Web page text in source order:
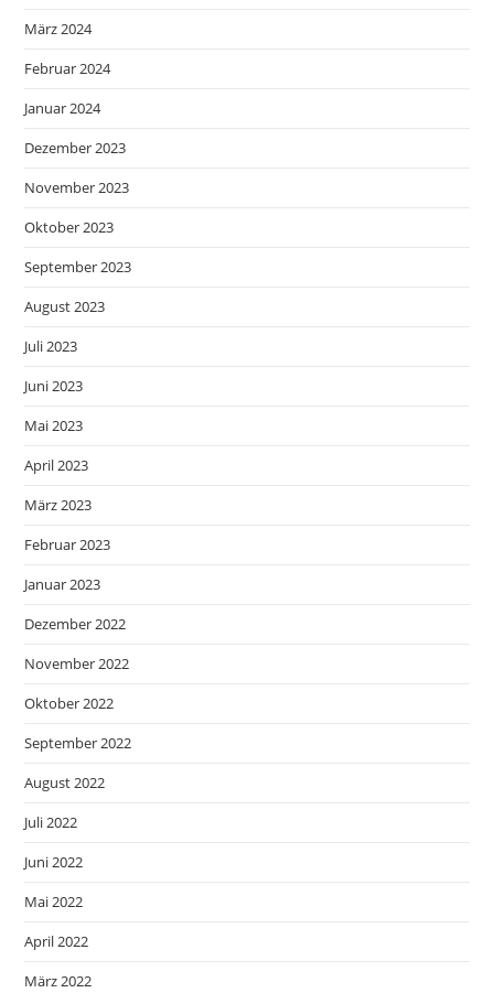
März 2024
Februar 2024
Januar 2024
Dezember 2023
November 2023
Oktober 2023
September 2023
August 2023
Juli 2023
Juni 2023
Mai 2023
April 2023
März 2023
Februar 2023
Januar 2023
Dezember 2022
November 2022
Oktober 2022
September 2022
August 2022
Juli 2022
Juni 2022
Mai 2022
April 2022
März 2022